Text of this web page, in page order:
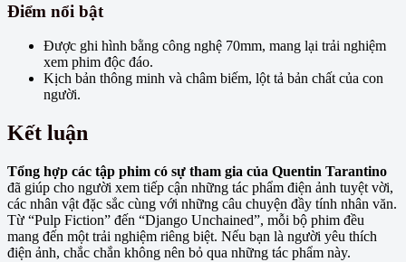
Điểm nổi bật
Được ghi hình bằng công nghệ 70mm, mang lại trải nghiệm
xem phim độc đáo.
Kịch bản thông minh và châm biếm, lột tả bản chất của con
người.
Kết luận
Tổng hợp các tập phim có sự tham gia của Quentin Tarantino
đã giúp cho người xem tiếp cận những tác phẩm điện ảnh tuyệt vời,
các nhân vật đặc sắc cùng với những câu chuyện đầy tính nhân văn.
Từ “Pulp Fiction” đến “Django Unchained”, mỗi bộ phim đều
mang đến một trải nghiệm riêng biệt. Nếu bạn là người yêu thích
điện ảnh, chắc chắn không nên bỏ qua những tác phẩm này.